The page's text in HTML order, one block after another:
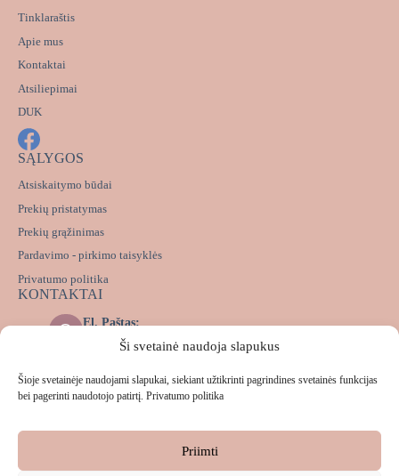
Ši svetainė naudoja slapukus
Šioje svetainėje naudojami slapukai, siekiant užtikrinti pagrindines svetainės funkcijas
bei pagerinti naudotojo patirtį. Privatumo politika
Priimti
Tinklaraštis
Apie mus
Kontaktai
Atsiliepimai
DUK
SĄLYGOS
Atsiskaitymo būdai
Prekių pristatymas
Prekių grąžinimas
Pardavimo - pirkimo taisyklės
Privatumo politika
KONTAKTAI
El. Paštas:
info@lekalas.lt
Telefonas:
+37063172993